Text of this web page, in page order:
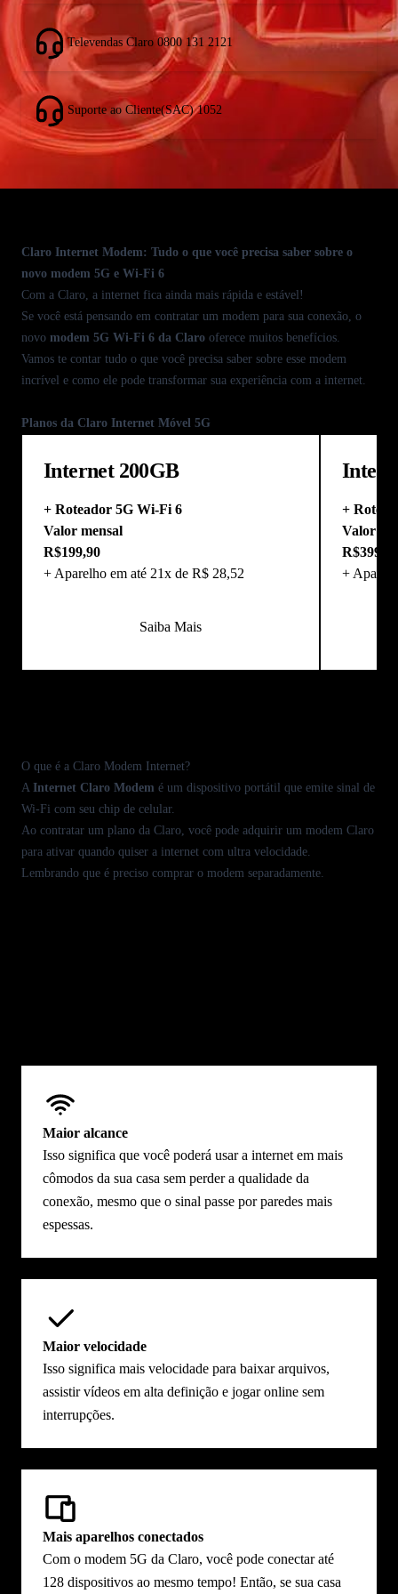
Fone Fixo
Móvel
Empresarial
Televendas Claro 0800 131 2121
Suporte ao Cliente(SAC) 1052
Claro Internet Modem: Tudo o que você precisa saber sobre o
novo modem 5G e Wi-Fi 6
Com a Claro, a internet fica ainda mais rápida e estável!
Se você está pensando em contratar um modem para sua conexão, o
novo modem 5G Wi-Fi 6 da Claro oferece muitos benefícios.
Vamos te contar tudo o que você precisa saber sobre esse modem
incrível e como ele pode transformar sua experiência com a internet.
Planos da Claro Internet Móvel 5G
Internet 200GB
+ Roteador 5G Wi-Fi 6
Valor mensal
R$199,90
+ Aparelho em até 21x de R$ 28,52
Saiba Mais
+
Valor
R$399,90
+
O que é a Claro Modem Internet?
A Internet Claro Modem é um dispositivo portátil que emite sinal de
Wi-Fi com seu chip de celular.
Ao contratar um plano da Claro, você pode adquirir um modem Claro
para ativar quando quiser a internet com ultra velocidade.
Lembrando que é preciso comprar o modem separadamente.
Maior alcance
Isso significa que você poderá usar a internet em mais
cômodos da sua casa sem perder a qualidade da
conexão, mesmo que o sinal passe por paredes mais
espessas.
Maior velocidade
Isso significa mais velocidade para baixar arquivos,
assistir vídeos em alta definição e jogar online sem
interrupções.
Mais aparelhos conectados
Com o modem 5G da Claro, você pode conectar até
128 dispositivos ao mesmo tempo! Então, se sua casa